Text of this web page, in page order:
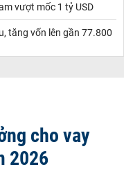
vượt mốc 1 tỷ USD
tăng vốn lên gần 77.800
cho vay
2026